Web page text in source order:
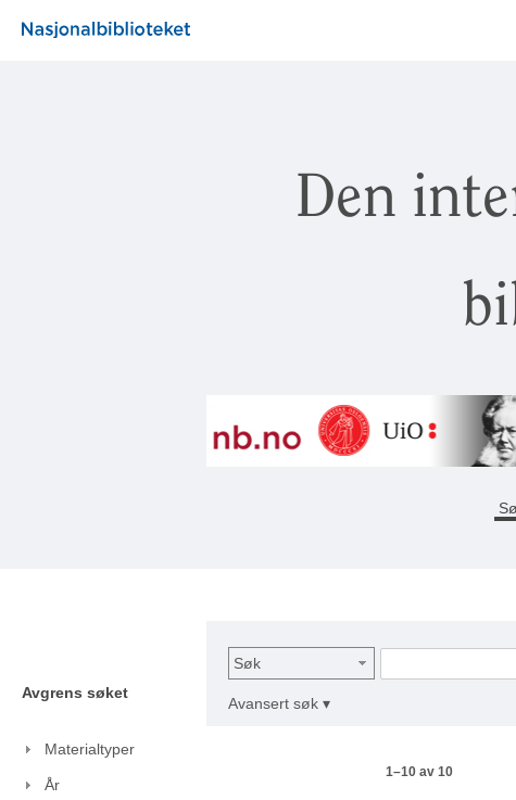
Den
Avgrens søket
Materialtyper
År
Søk
Avansert søk ▾
1–10 av 10